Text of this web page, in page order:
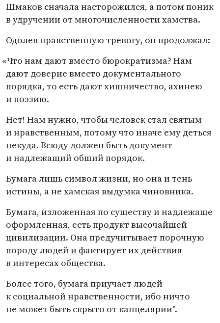
Шмаков сначала насторожился, а потом поник
в удручении от многочисленности хамства.
Одолев нравственную тревогу, он продолжал:
«Что нам дают вместо бюрократизма? Нам
дают доверие вместо документального
порядка, то есть дают хищничество, ахинею
и поэзию.
Нет! Нам нужно, чтобы человек стал святым
и нравственным, потому что иначе ему деться
некуда. Всюду должен быть документ
и надлежащий общий порядок.
Бумага лишь символ жизни, но она и тень
истины, а не хамская выдумка чиновника.
Бумага, изложенная по существу и надлежаще
оформленная, есть продукт высочайшей
цивилизации. Она предучитывает порочную
породу людей и фактирует их действия
в интересах общества.
Более того, бумага приучает людей
к социальной нравственности, ибо ничто
не может быть скрыто от канцелярии".